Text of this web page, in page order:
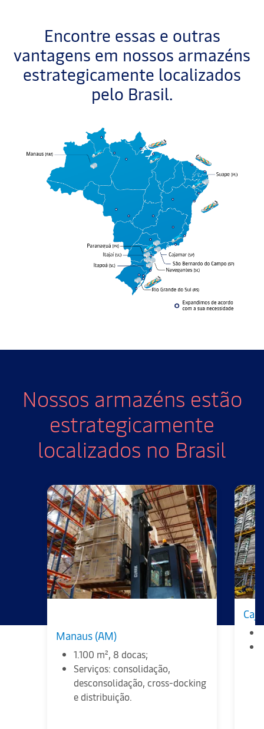
Encontre essas e outras
vantagens em nossos armazéns
estrategicamente localizados
pelo Brasil.
Nossos armazéns estão
estrategicamente
localizados no Brasil
Manaus (AM)
1.100 m², 8 docas;
Serviços: consolidação,
desconsolidação, cross-docking
e distribuição.